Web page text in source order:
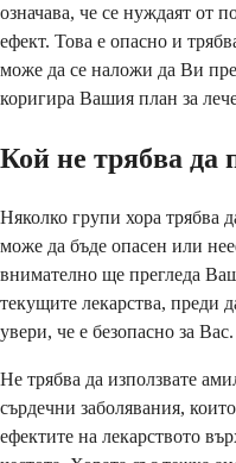
означава, че се нуждаят от
ефект. Това е опасно и
може да се наложи да Ви
коригира Вашия план за
Кой не трябва да
Няколко групи хора трябва
може да бъде опасен или
внимателно ще прегледа
текущите лекарства, преди
увери, че е безопасно за Вас.
Не трябва да използвате
сърдечни заболявания,
ефектите на лекарството